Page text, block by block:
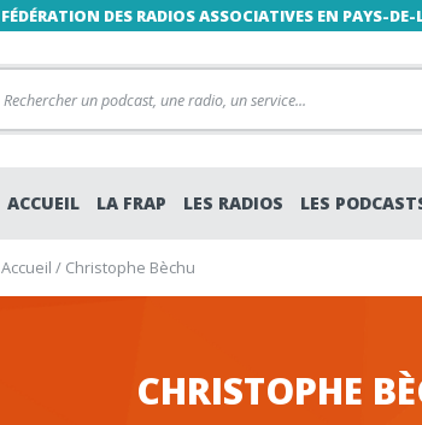
FÉDÉRATION DES RADIOS ASSOCIATIVES EN PAYS-
ACCUEIL LA FRAP LES RADIOS LES
Accueil / Christophe Bèchu
CHRISTOPHE